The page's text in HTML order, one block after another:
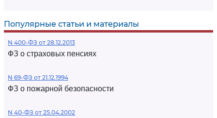
Популярные статьи и материалы
N 400-ФЗ от 28.12.2013
ФЗ о страховых пенсиях
N 69-ФЗ от 21.12.1994
ФЗ о пожарной безопасности
N 40-ФЗ от 25.04.2002